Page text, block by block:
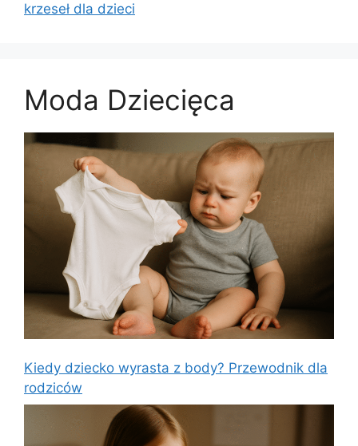
krzeseł dla dzieci
Moda Dziecięca
Kiedy dziecko wyrasta z body? Przewodnik dla
rodziców